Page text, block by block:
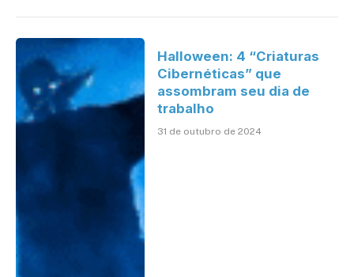
Halloween: 4 “Criaturas
Cibernéticas” que
assombram seu dia de
trabalho
31 de outubro de 2024